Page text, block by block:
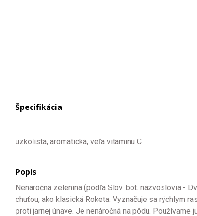
Špecifikácia
úzkolistá, aromatická, veľa vitamínu C
Popis
Nenáročná zelenina (podľa Slov. bot. názvoslovia -
chuťou, ako klasická Roketa. Vyznačuje sa rýchlym
proti jarnej únave. Je nenáročná na pôdu.